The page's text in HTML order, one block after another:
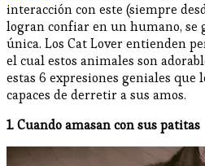
interacción con este (siempre
logran confiar en un humano, se
única. Los Cat Lover entienden
el cual estos animales son
estas 6 expresiones geniales que
capaces de derretir a sus amos.
1. Cuando amasan con sus patitas